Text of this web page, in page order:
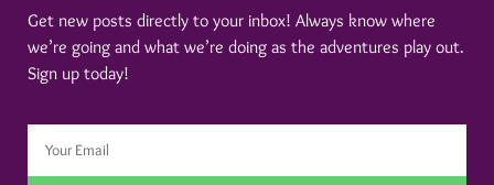
Get new posts directly to your inbox! Always know where
we’re going and what we’re doing as the adventures play out.
Sign up today!